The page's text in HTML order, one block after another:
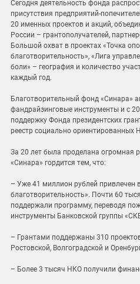
Сегодня деятельность фонда
присутствия предприятий-
20 именных проектов и акций,
России – грантополучателей,
Большой охват в проектах «Точка
благотворительность», «Лига
боли» – география и количество
каждый год.
Благотворительный фонд «Синара»
фандрайзинговые инструменты и с
поддержку Фонда президентских
реестр социально
За 20 лет была проделана огромная
«Синара» гордится тем, что:
– Уже 41 миллион рублей привлечен
благотворительность». Почти 60
поддержали программу, переводя
инструменты Банковской группы
– Грантами поддержаны 310
Ростовской, Волгоградской и
– Более 3 тысяч НКО получили